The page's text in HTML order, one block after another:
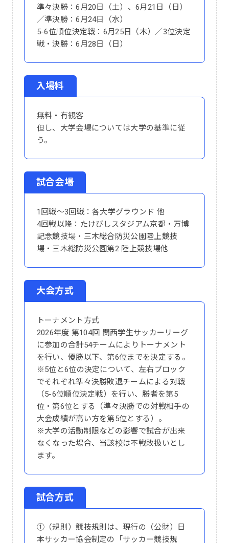
準々決勝：6月20日（土）、6月21日（日）
／準決勝：6月24日（水）
5-6位順位決定戦：6月25日（木）／3位決定
戦・決勝：6月28日（日）
入場料
無料・有観客
但し、大学会場については大学の基準に従
う。
試合会場
1回戦～3回戦：各大学グラウンド 他
4回戦以降：たけびしスタジアム京都・万博
記念競技場・三木総合防災公園陸上競技
場・三木総防災公園第2 陸上競技場他
大会方式
トーナメント方式
2026年度 第104回 関西学生サッカーリーグ
に参加の合計54チームによりトーナメント
を行い、優勝以下、第6位までを決定する。
※5位と6位の決定について、左右ブロック
でそれぞれ準々決勝敗退チームによる対戦
（5-6位順位決定戦）を行い、勝者を第5
位・第6位とする（準々決勝での対戦相手の
大会成績が高い方を第5位とする）。
※大学の活動制限などの影響で試合が出来
なくなった場合、当該校は不戦敗扱いとし
ます。
試合方式
①（規則）競技規則は、現行の（公財）日
本サッカー協会制定の「サッカー競技規